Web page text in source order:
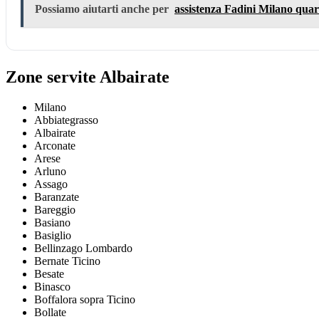
Possiamo aiutarti anche per assistenza Fadini Milano
Zone servite Albairate
Milano
Abbiategrasso
Albairate
Arconate
Arese
Arluno
Assago
Baranzate
Bareggio
Basiano
Basiglio
Bellinzago Lombardo
Bernate Ticino
Besate
Binasco
Boffalora sopra Ticino
Bollate